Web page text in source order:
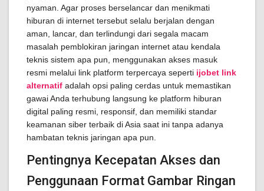
nyaman. Agar proses berselancar dan menikmati
hiburan di internet tersebut selalu berjalan dengan
aman, lancar, dan terlindungi dari segala macam
masalah pemblokiran jaringan internet atau kendala
teknis sistem apa pun, menggunakan akses masuk
resmi melalui link platform terpercaya seperti ijobet link
alternatif adalah opsi paling cerdas untuk memastikan
gawai Anda terhubung langsung ke platform hiburan
digital paling resmi, responsif, dan memiliki standar
keamanan siber terbaik di Asia saat ini tanpa adanya
hambatan teknis jaringan apa pun.
Pentingnya Kecepatan Akses dan
Penggunaan Format Gambar Ringan